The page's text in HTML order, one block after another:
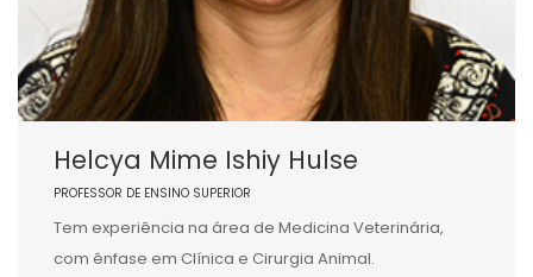
Helcya Mime Ishiy Hulse
PROFESSOR DE ENSINO SUPERIOR
Tem experiência na área de Medicina Veterinária,
com ênfase em Clínica e Cirurgia Animal.